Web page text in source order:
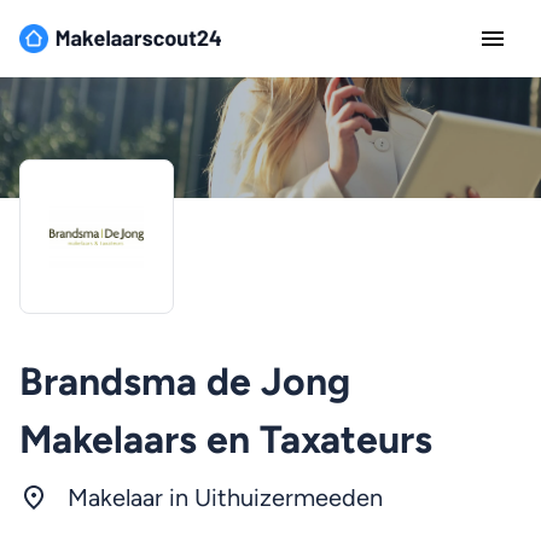
Brandsma de Jong
Makelaars en Taxateurs
Makelaar in Uithuizermeeden